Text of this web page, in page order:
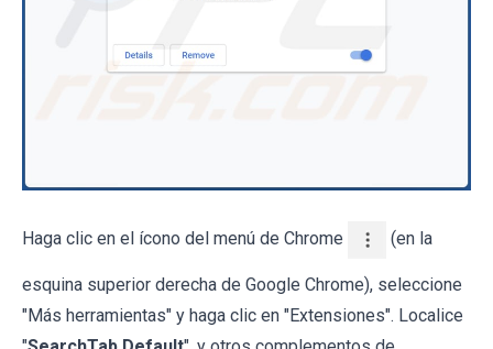
Haga clic en el ícono del menú de Chrome (en la
esquina superior derecha de Google Chrome), seleccione
"Más herramientas" y haga clic en "Extensiones". Localice